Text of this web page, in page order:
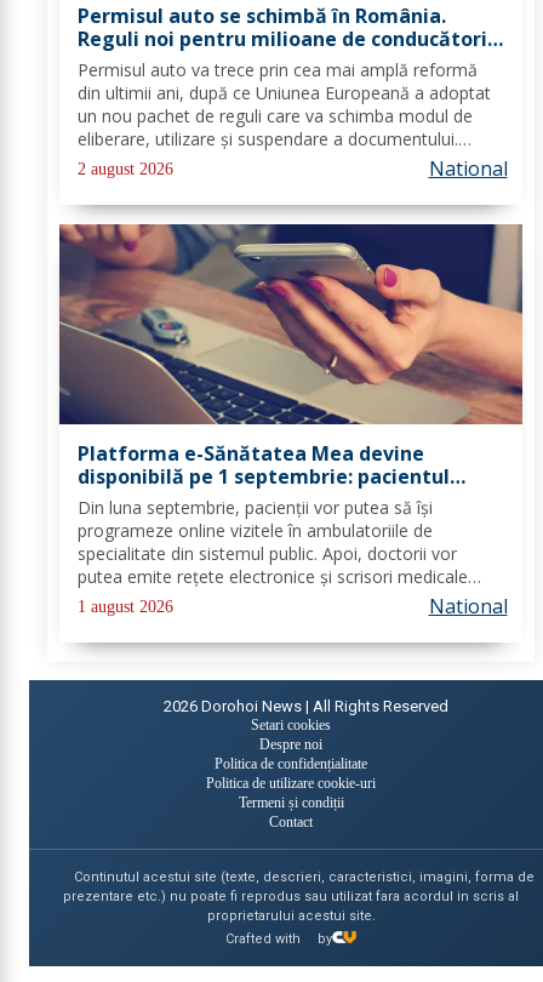
Permisul auto se schimbă în România.
Reguli noi pentru milioane de conducători
auto
Permisul auto va trece prin cea mai amplă reformă
din ultimii ani, după ce Uniunea Europeană a adoptat
un nou pachet de reguli care va schimba modul de
eliberare, utilizare și suspendare a documentului.
România va trebui să transpună noile prevederi în
legislația națională până în 2028, iar cele...
2 august 2026 National
Platforma e-Sănătatea Mea devine
disponibilă pe 1 septembrie: pacientul
devine utilizator direct al sistemului
digital de sănătate
Din luna septembrie, pacienții vor putea să își
programeze online vizitele în ambulatoriile de
specialitate din sistemul public. Apoi, doctorii vor
putea emite rețete electronice și scrisori medicale
direct prin noua platformă. Se fac ultimele lucrări la
platforma „e-Sănătatea Mea" pentru aceste...
1 august 2026 National
2026 Dorohoi News | All Rights Reserved
Setari cookies
Despre noi
Politica de confidențialitate
Politica de utilizare cookie-uri
Termeni și condiții
Contact
Continutul acestui site (texte, descrieri, caracteristici, imagini, forma de
prezentare etc.) nu poate fi reprodus sau utilizat fara acordul in scris al
proprietarului acestui site.
Crafted with
by